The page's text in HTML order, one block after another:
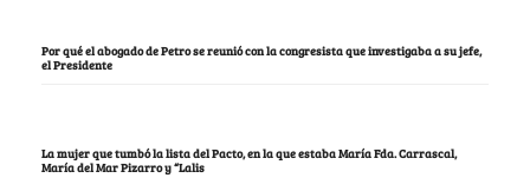
Por qué el abogado de Petro se reunió con la congresista que investigaba a su jefe,
el Presidente
La mujer que tumbó la lista del Pacto, en la que estaba María Fda. Carrascal,
María del Mar Pizarro y “Lalis